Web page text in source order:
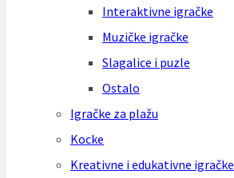
Interaktivne igračke
Muzičke igračke
Slagalice i puzle
Ostalo
Igračke za plažu
Kocke
Kreativne i edukativne igračke